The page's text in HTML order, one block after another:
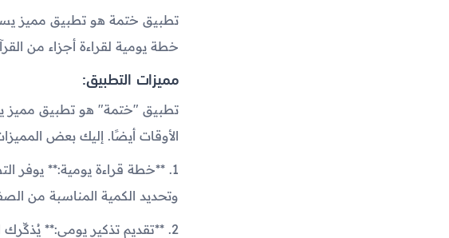
تطبيق ختمة هو تطبيق مميز
خطة يومية لقراءة أجزاء من
مميزات التطبيق:
تطبيق "ختمة" هو تطبيق مميز
الأوقات أيضًا. إليك بعض
1. **خطة قراءة يومية:** يوفر
وتحديد الكمية المناسبة من
2. **تقديم تذكير يومي:**